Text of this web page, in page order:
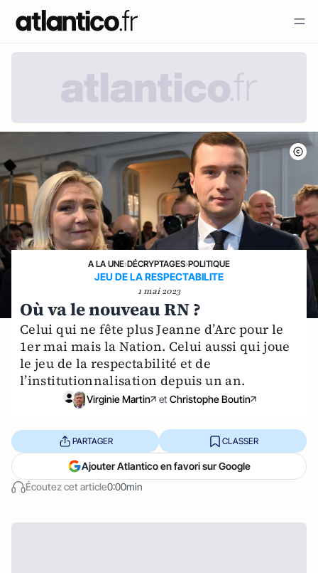
A LA UNE›DÉCRYPTAGES›POLITIQUE
JEU DE LA RESPECTABILITE
1 mai 2023
Où va le nouveau RN ?
Celui qui ne fête plus Jeanne d’Arc pour le
1er mai mais la Nation. Celui aussi qui joue
le jeu de la respectabilité et de
l’institutionnalisation depuis un an.
Virginie Martin et Christophe Boutin
Écoutez cet article0:00min
PARTAGER CLASSER
Ajouter Atlantico en favori sur Google